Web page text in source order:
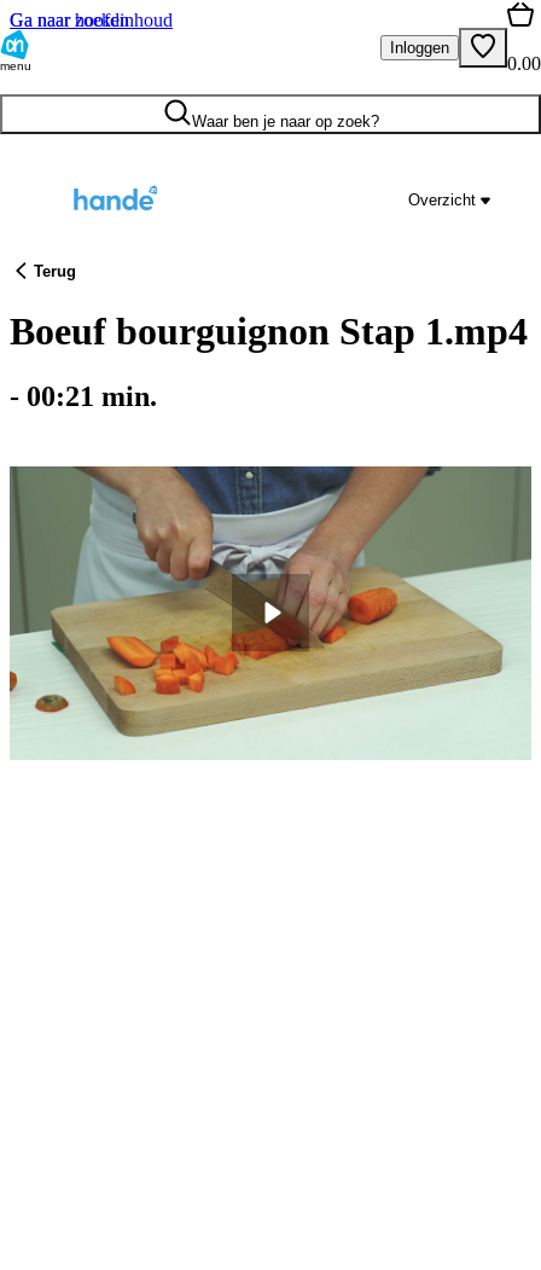
Ga naar hoofdinhoud
Ga naar zoeken
menu
Inloggen
0.00
Waar ben je naar op zoek?
Overzicht
Terug
Boeuf bourguignon Stap 1.mp4
- 00:21 min.